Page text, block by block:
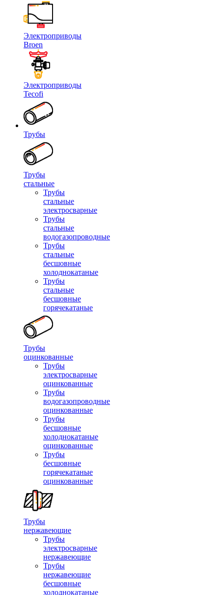
Электроприводы
Broen
Электроприводы
Tecofi
Трубы
Трубы
стальные
Трубы
стальные
электросварные
Трубы
стальные
водогазопроводные
Трубы
стальные
бесшовные
холоднокатаные
Трубы
стальные
бесшовные
горячекатаные
Трубы
оцинкованные
Трубы
электросварные
оцинкованные
Трубы
водогазопроводные
оцинкованные
Трубы
бесшовные
холоднокатаные
оцинкованные
Трубы
бесшовные
горячекатаные
оцинкованные
Трубы
нержавеющие
Трубы
электросварные
нержавеющие
Трубы
нержавеющие
бесшовные
холоднокатаные